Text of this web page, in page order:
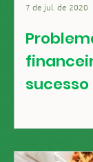
sucesso
7 de jul. de 2020